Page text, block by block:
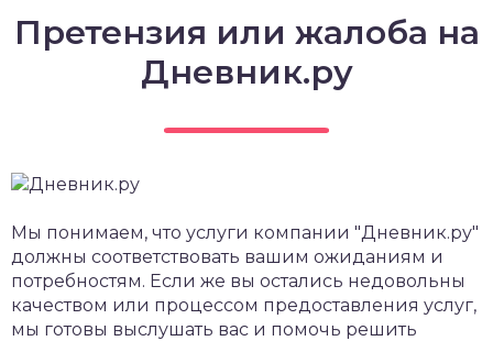
Претензия или жалоба на
Дневник.ру
Мы понимаем, что услуги компании "Дневник.ру"
должны соответствовать вашим ожиданиям и
потребностям. Если же вы остались недовольны
качеством или процессом предоставления услуг,
мы готовы выслушать вас и помочь решить